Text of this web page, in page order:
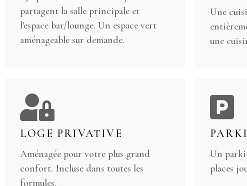
partagent la salle principale et
l'espace bar/lounge. Un espace vert
aménageable sur demande.
Une
une
LOGE PRIVATIVE
Aménagée pour votre plus grand
confort. Incluse dans toutes les
formules.
Un
places